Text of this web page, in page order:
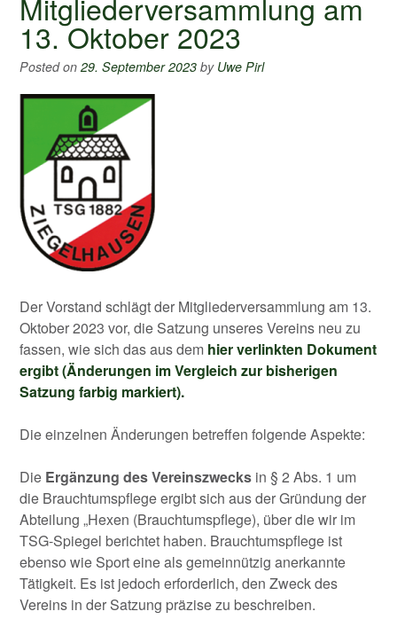
Mitgliederversammlung am
13. Oktober 2023
Posted on 29. September 2023 by Uwe Pirl
Der Vorstand schlägt der Mitgliederversammlung am 13.
Oktober 2023 vor, die Satzung unseres Vereins neu zu
fassen, wie sich das aus dem hier verlinkten Dokument
ergibt (Änderungen im Vergleich zur bisherigen
Satzung farbig markiert).
Die einzelnen Änderungen betreffen folgende Aspekte:
Die Ergänzung des Vereinszwecks in § 2 Abs. 1 um
die Brauchtumspflege ergibt sich aus der Gründung der
Abteilung „Hexen (Brauchtumspflege), über die wir im
TSG-Spiegel berichtet haben. Brauchtumspflege ist
ebenso wie Sport eine als gemeinnützig anerkannte
Tätigkeit. Es ist jedoch erforderlich, den Zweck des
Vereins in der Satzung präzise zu beschreiben.